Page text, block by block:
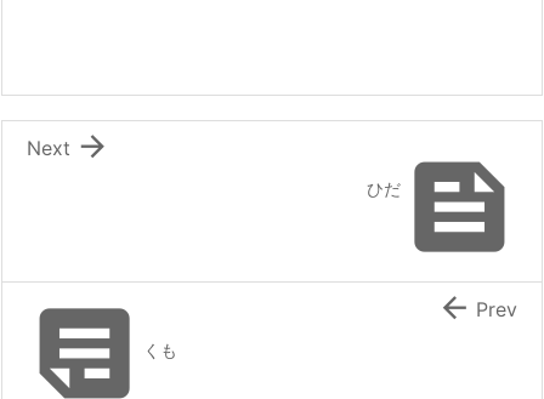

ひだ

Next
 くも
 Prev